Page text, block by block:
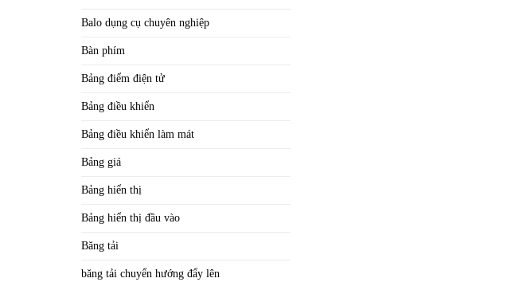
Balo dụng cụ chuyên nghiệp
Bàn phím
Bảng điểm điện tử
Bảng điều khiển
Bảng điều khiển làm mát
Bảng giá
Bảng hiển thị
Bảng hiển thị đầu vào
Băng tải
băng tải chuyển hướng đẩy lên